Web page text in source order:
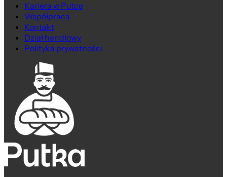
Kariera w Putce
Współpraca
Kontakt
Dział handlowy
Polityka prywatności